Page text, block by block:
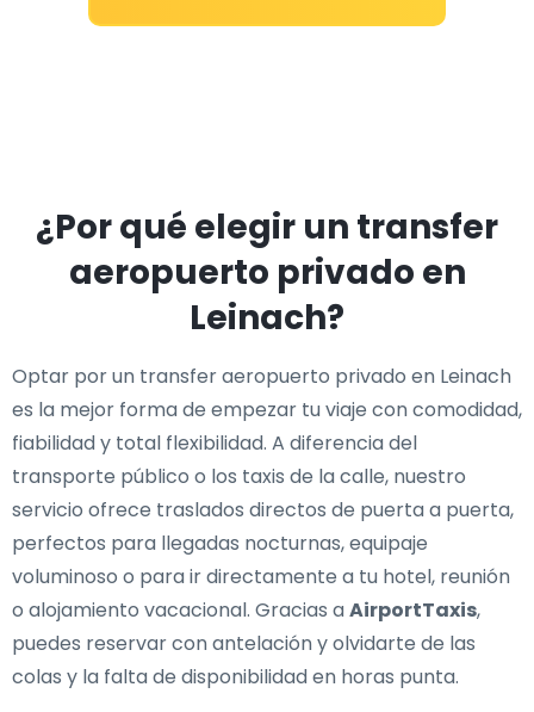
¿Por qué elegir un transfer
aeropuerto privado en
Leinach?
Optar por un transfer aeropuerto privado en Leinach
es la mejor forma de empezar tu viaje con comodidad,
fiabilidad y total flexibilidad. A diferencia del
transporte público o los taxis de la calle, nuestro
servicio ofrece traslados directos de puerta a puerta,
perfectos para llegadas nocturnas, equipaje
voluminoso o para ir directamente a tu hotel, reunión
o alojamiento vacacional. Gracias aAirportTaxis,
puedes reservar con antelación y olvidarte de las
colas y la falta de disponibilidad en horas punta.